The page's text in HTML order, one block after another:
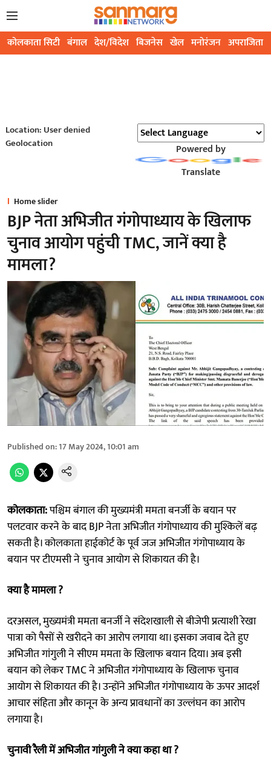
कोलकाता सिटी बंगाल देश/विदेश बिजनेस खेल मनोरंजन अपराजिता
Location: User denied
Geolocation
Powered by
Translate
Home slider
BJP नेता अभिजीत गंगोपाध्याय के खिलाफ
चुनाव आयोग पहुंची TMC, जानें क्या है
मामला?
Published on:17 May 2024, 10:01 am
कोलकाता:पश्चिम बंगाल की मुख्यमंत्री ममता बनर्जी के बयान पर
पलटवार करने के बाद BJP नेता अभिजीत गंगोपाध्याय की मुश्किलें बढ़
सकती है। कोलकाता हाईकोर्ट के पूर्व जज अभिजीत गंगोपाध्याय के
बयान पर टीएमसी ने चुनाव आयोग से शिकायत की है।
क्या है मामला ?
दरअसल, मुख्यमंत्री ममता बनर्जी ने संदेशखाली से बीजेपी प्रत्याशी रेखा
पात्रा को पैसों से खरीदने का आरोप लगाया था। इसका जवाब देते हुए
अभिजीत गांगुली ने सीएम ममता के खिलाफ बयान दिया। अब इसी
बयान को लेकर TMC ने अभिजीत गंगोपाध्याय के खिलाफ चुनाव
आयोग से शिकायत की है। उन्होंने अभिजीत गंगोपाध्याय के ऊपर आदर्श
आचार संहिता और कानून के अन्य प्रावधानों का उल्लंघन का आरोप
लगाया है।
चुनावी रैली में अभिजीत गांगुली ने क्या कहा था ?